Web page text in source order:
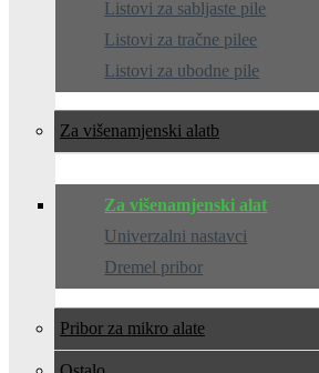
Listovi za sabljaste pile
Listovi za tračne pilee
Listovi za ubodne pile
Za višenamjenski alat
Za višenamjenski alat
Univerzalni nastavci
Dremel pribor
Pribor za mikro alate